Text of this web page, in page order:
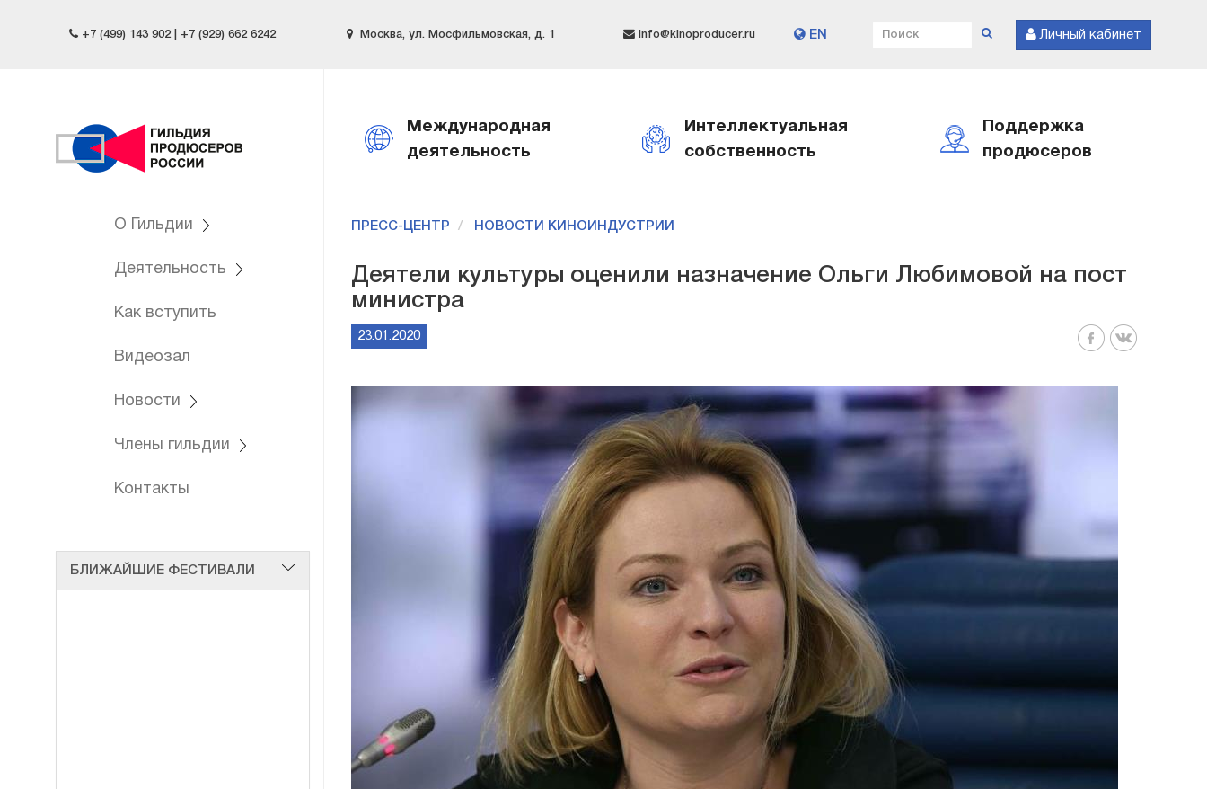
+7 (499) 143 902 | +7 (929) 662 6242 Москва, ул. Мосфильмовская, д. 1 info@kinoproducer.ru EN Личный кабинет
О Гильдии
Деятельность
Как вступить
Видеозал
Новости
Члены гильдии
Контакты
БЛИЖАЙШИЕ ФЕСТИВАЛИ
Международная
деятельность
Интеллектуальная
собственность
Поддержка
продюсеров
ПРЕСС-ЦЕНТР НОВОСТИ КИНОИНДУСТРИИ
Деятели культуры оценили назначение Ольги Любимовой на пост
министра
23.01.2020